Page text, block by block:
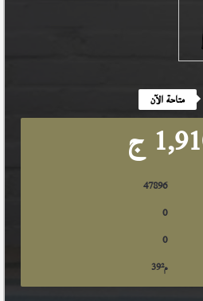
متاحة الآن
ج
47896
0
0
39م²